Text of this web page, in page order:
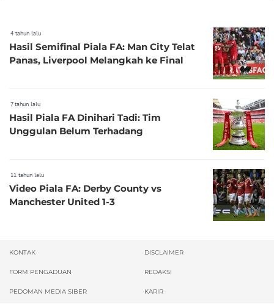
4 tahun lalu
Hasil Semifinal Piala FA: Man City Telat
Panas, Liverpool Melangkah ke Final
7 tahun lalu
Hasil Piala FA Dinihari Tadi: Tim
Unggulan Belum Terhadang
11 tahun lalu
Video Piala FA: Derby County vs
Manchester United 1-3
KONTAK DISCLAIMER
FORM PENGADUAN REDAKSI
PEDOMAN MEDIA SIBER KARIR